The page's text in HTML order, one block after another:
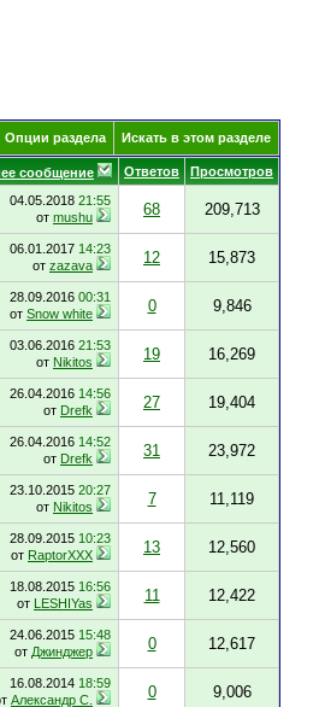
Опции раздела Искать в этом разделе
сообщение Ответов Просмотров
04.05.2018 21:55
от mushu 68 209,713
06.01.2017 14:23
от zazava 12 15,873
28.09.2016 00:31
от Snow white 0 9,846
03.06.2016 21:53
от Nikitos 19 16,269
26.04.2016 14:56
от Drefk 27 19,404
26.04.2016 14:52
от Drefk 31 23,972
23.10.2015 20:27
от Nikitos 7 11,119
28.09.2015 10:23
от RaptorXXX 13 12,560
18.08.2015 16:56
от LESHIYas 11 12,422
24.06.2015 15:48
от Джинджер 0 12,617
16.08.2014 18:59
Александр С. 0 9,006